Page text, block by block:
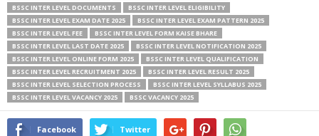
BSSC INTER LEVEL DOCUMENTS
BSSC INTER LEVEL ELIGIBILITY
BSSC INTER LEVEL EXAM DATE 2025
BSSC INTER LEVEL EXAM PATTERN 2025
BSSC INTER LEVEL FEE
BSSC INTER LEVEL FORM KAISE BHARE
BSSC INTER LEVEL LAST DATE 2025
BSSC INTER LEVEL NOTIFICATION 2025
BSSC INTER LEVEL ONLINE FORM 2025
BSSC INTER LEVEL QUALIFICATION
BSSC INTER LEVEL RECRUITMENT 2025
BSSC INTER LEVEL RESULT 2025
BSSC INTER LEVEL SELECTION PROCESS
BSSC INTER LEVEL SYLLABUS 2025
BSSC INTER LEVEL VACANCY 2025
BSSC VACANCY 2025
Facebook Twitter